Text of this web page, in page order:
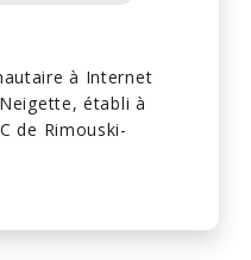
à Internet
établi à
de Rimouski-